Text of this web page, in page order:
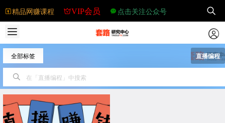
精品网赚课程 VIP会员 点击关注公众号
全部标签 直播编程